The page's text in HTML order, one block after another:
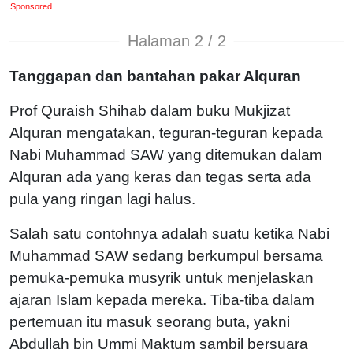
Sponsored
Halaman 2 / 2
Tanggapan dan bantahan pakar Alquran
Prof Quraish Shihab dalam buku Mukjizat
Alquran mengatakan, teguran-teguran kepada
Nabi Muhammad SAW yang ditemukan dalam
Alquran ada yang keras dan tegas serta ada
pula yang ringan lagi halus.
Salah satu contohnya adalah suatu ketika Nabi
Muhammad SAW sedang berkumpul bersama
pemuka-pemuka musyrik untuk menjelaskan
ajaran Islam kepada mereka. Tiba-tiba dalam
pertemuan itu masuk seorang buta, yakni
Abdullah bin Ummi Maktum sambil bersuara